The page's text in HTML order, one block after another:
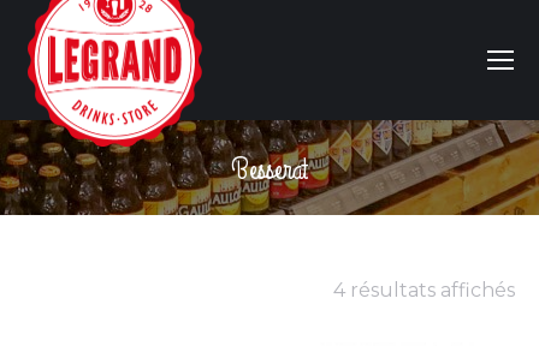
Besserat
Vous êtes ici :
4 résultats affichés